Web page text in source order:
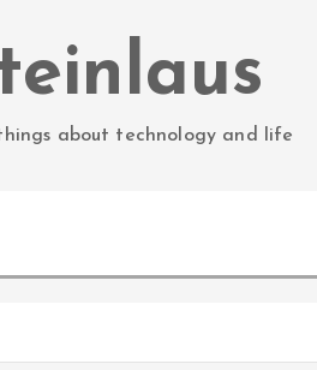
about technology and life